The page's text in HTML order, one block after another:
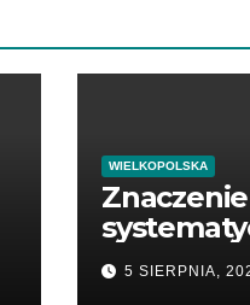
WIELKOPOLSKA
Znaczenie
osiąganiu
5 SIERPNIA,